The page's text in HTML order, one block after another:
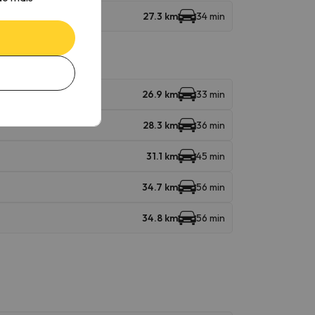
27.3 km 34 min
26.9 km 33 min
28.3 km 36 min
31.1 km 45 min
34.7 km 56 min
34.8 km 56 min